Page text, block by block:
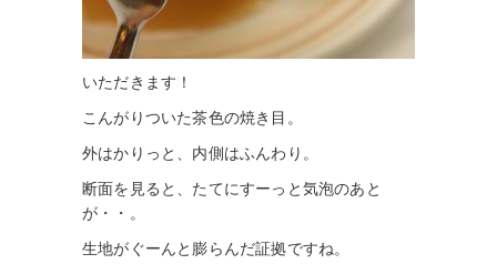
いただきます！
こんがりついた茶色の焼き目。
外はかりっと、内側はふんわり。
断面を見ると、たてにすーっと気泡のあと
が・・。
生地がぐーんと膨らんだ証拠ですね。